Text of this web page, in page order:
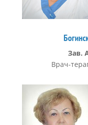
Зав.
Врач-